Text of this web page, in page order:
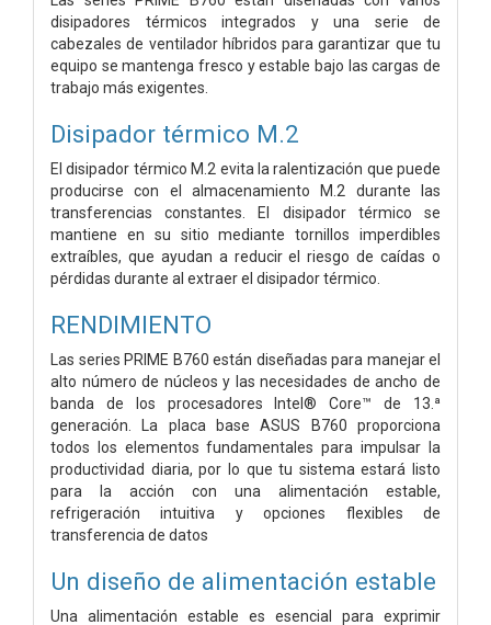
disipadores térmicos integrados y una serie de
cabezales de ventilador híbridos para garantizar que tu
equipo se mantenga fresco y estable bajo las cargas de
trabajo más exigentes.
Disipador térmico M.2
El disipador térmico M.2 evita la ralentización que puede
producirse con el almacenamiento M.2 durante las
transferencias constantes. El disipador térmico se
mantiene en su sitio mediante tornillos imperdibles
extraíbles, que ayudan a reducir el riesgo de caídas o
pérdidas durante al extraer el disipador térmico.
RENDIMIENTO
Las series PRIME B760 están diseñadas para manejar el
alto número de núcleos y las necesidades de ancho de
banda de los procesadores Intel® Core™ de 13.ª
generación. La placa base ASUS B760 proporciona
todos los elementos fundamentales para impulsar la
productividad diaria, por lo que tu sistema estará listo
para la acción con una alimentación estable,
refrigeración intuitiva y opciones flexibles de
transferencia de datos
Un diseño de alimentación estable
Una alimentación estable es esencial para exprimir